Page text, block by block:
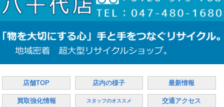
店舗TOP 店内の様子 最新情報
買取強化情報 スタッフのオススメ 交通アクセス